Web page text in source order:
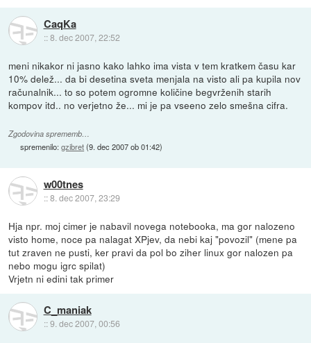
CaqKa
::8. dec 2007, 22:52
meni nikakor ni jasno kako lahko ima vista v tem kratkem času kar
10% delež... da bi desetina sveta menjala na visto ali pa kupila nov
računalnik... to so potem ogromne količine begvrženih starih
kompov itd.. no verjetno že... mi je pa vseeno zelo smešna cifra.
Zgodovina sprememb…
spremenilo:gzibret(9. dec 2007 ob 01:42)
w00tnes
::8. dec 2007, 23:29
Hja npr. moj cimer je nabavil novega notebooka, ma gor nalozeno
visto home, noce pa nalagat XPjev, da nebi kaj "povozil" (mene pa
tut zraven ne pusti, ker pravi da pol bo ziher linux gor nalozen pa
nebo mogu igrc spilat)
Vrjetn ni edini tak primer
C_maniak
::9. dec 2007, 00:56